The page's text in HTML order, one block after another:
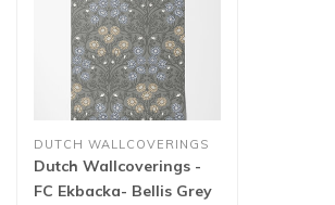
DUTCH WALLCOVERINGS
Dutch Wallcoverings -
FC Ekbacka- Bellis Grey